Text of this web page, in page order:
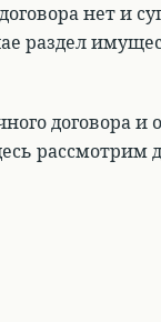
нет и
раздел
договора и
рассмотрим